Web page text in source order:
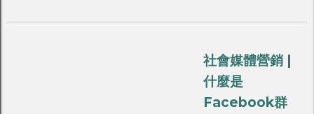
社會媒體營銷 |
什麼是
Facebook群